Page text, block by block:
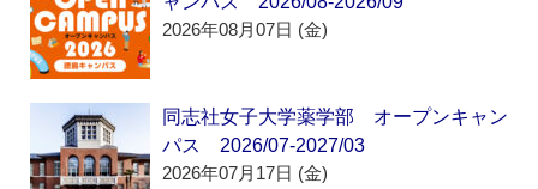
2026年08月07日 (金)
同志社女子大学薬学部 オープンキャン
パス 2026/07-2027/03
2026年07月17日 (金)